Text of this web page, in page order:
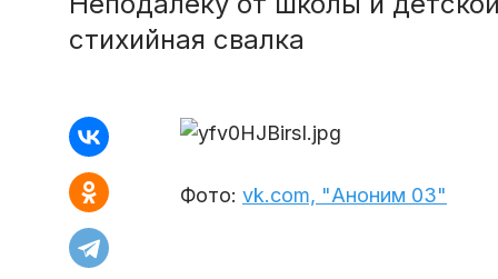
стихийная свалка
Фото: vk.com, "Аноним 03"